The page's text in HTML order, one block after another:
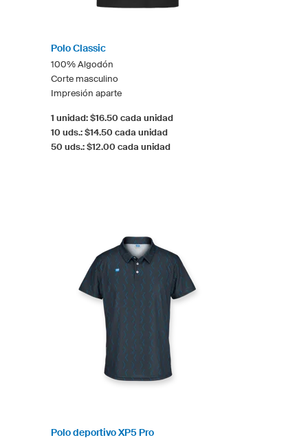
Polo Classic
100% Algodón
Corte masculino
Impresión aparte
1 unidad: $16.50 cada unidad
10 uds.: $14.50 cada unidad
50 uds.: $12.00 cada unidad
Polo deportivo XP5 Pro